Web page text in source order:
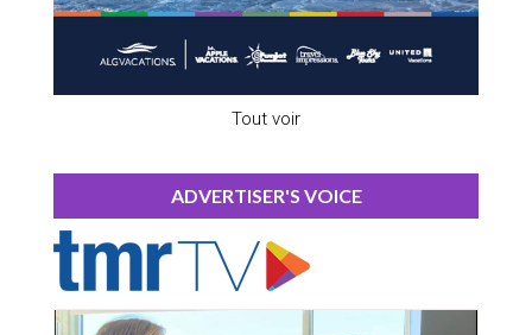
Tout voir
ADVERTISER'S VOICE